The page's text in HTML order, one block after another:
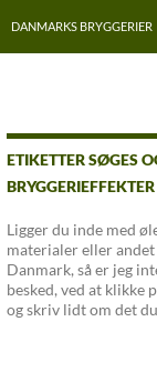
DANMARKS BRYGGERIER
ETIKETTER SØGES
BRYGGERIEFFEKTER
Ligger du inde med
materialer eller
Danmark, så er jeg
besked, ved at klikke
og skriv lidt om det